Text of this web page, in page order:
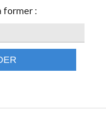
former :